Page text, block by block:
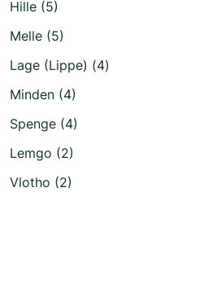
Hille (5)
Melle (5)
Lage (Lippe) (4)
Minden (4)
Spenge (4)
Lemgo (2)
Vlotho (2)